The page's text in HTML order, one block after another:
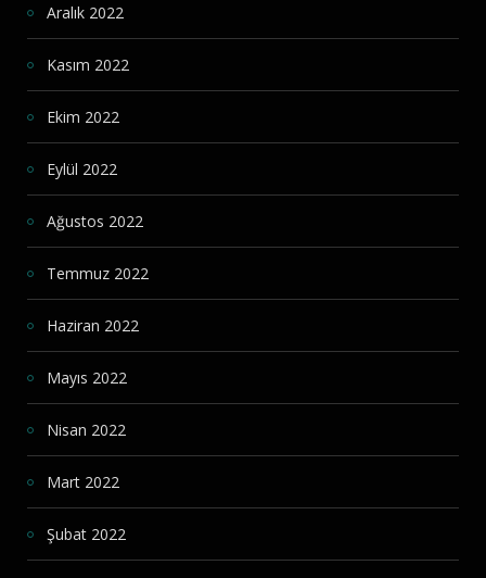
Aralık 2022
Kasım 2022
Ekim 2022
Eylül 2022
Ağustos 2022
Temmuz 2022
Haziran 2022
Mayıs 2022
Nisan 2022
Mart 2022
Şubat 2022